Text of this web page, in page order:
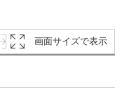
画面サイズで表示